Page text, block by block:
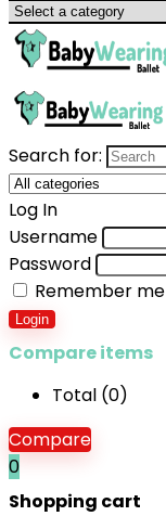
Search for:
Log In
Username
Password
Remember me
Login
Compare items
Total (0)
Compare
0
Shopping cart